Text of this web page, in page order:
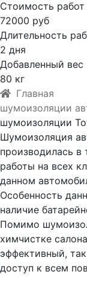
Стоимость работ
72000 руб
Длительность
2 дня
Добавленный вес
80 кг
Главная
шумоизоляции
шумоизоляции
Шумоизоляция
производилась в
работы на всех
данном
Особенность
наличие
Помимо
химчистке
эффективный,
доступ к всем